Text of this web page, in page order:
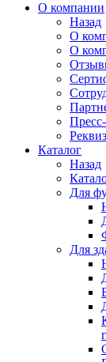
О компании
Назад
О
О
Каталог
Назад
Для
Для